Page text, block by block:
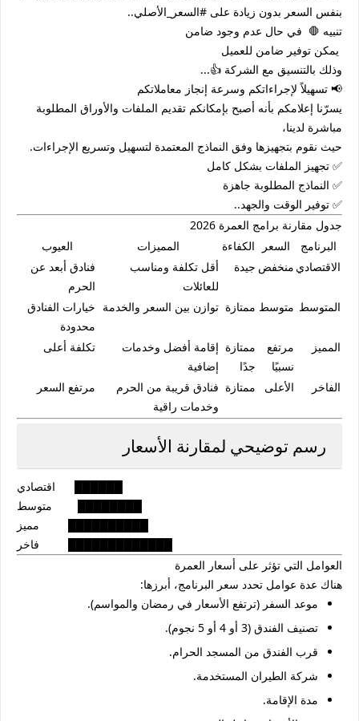
بنفس السعر بدون زيادة على #السعر_الأصلي..
تنبيه 🛑 في حال عدم وجود ضامن
يمكن توفير ضامن للعميل
وذلك بالتنسيق مع الشركة 👍...
📢 تسهيلاً لإجراءاتكم وسرعة إنجاز معاملاتكم
يسرّنا إعلامكم بأنه أصبح بإمكانكم تقديم الملفات والأوراق المطلوبة
مباشرة لدينا،
حيث نقوم بتجهيزها وفق النماذج المعتمدة لتسهيل وتسريع الإجراءات.
✅ تجهيز الملفات بشكل كامل
✅ النماذج المطلوبة جاهزة
✅ توفير الوقت والجهد..
جدول مقارنة برامج العمرة 2026
البرنامج
السعر الكفاءة المميزات
العيوب
الاقتصادي منخفض جيدة
أقل تكلفة ومناسب
للعائلات
فنادق أبعد عن
الحرم
المتوسط متوسط ممتازة توازن بين السعر والخدمة خيارات الفنادق
محدودة
المميز
مرتفع
نسبيًا
ممتازة
جدًا
إقامة أفضل وخدمات
إضافية
تكلفة أعلى
الفاخر الأعلى ممتازة فنادق قريبة من الحرم
وخدمات راقية
مرتفع السعر
رسم توضيحي لمقارنة الأسعار
العوامل التي تؤثر على أسعار العمرة
هناك عدة عوامل تحدد سعر البرنامج، أبرزها:
موعد السفر (ترتفع الأسعار في رمضان والمواسم).
تصنيف الفندق (3 أو 4 أو 5 نجوم).
قرب الفندق من المسجد الحرام.
شركة الطيران المستخدمة.
مدة الإقامة.